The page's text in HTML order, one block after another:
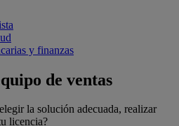
y finanzas
de ventas
la solución adecuada, realizar
licencia?